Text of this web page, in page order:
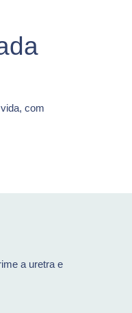
com
a uretra e